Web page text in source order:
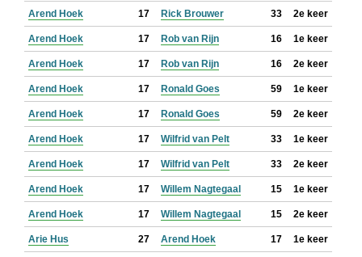
Arend Hoek 17 Rick Brouwer 33 2e keer
Arend Hoek 17 Rob van Rijn 16 1e keer
Arend Hoek 17 Rob van Rijn 16 2e keer
Arend Hoek 17 Ronald Goes 59 1e keer
Arend Hoek 17 Ronald Goes 59 2e keer
Arend Hoek 17 Wilfrid van Pelt 33 1e keer
Arend Hoek 17 Wilfrid van Pelt 33 2e keer
Arend Hoek 17 Willem Nagtegaal 15 1e keer
Arend Hoek 17 Willem Nagtegaal 15 2e keer
Arie Hus 27 Arend Hoek 17 1e keer